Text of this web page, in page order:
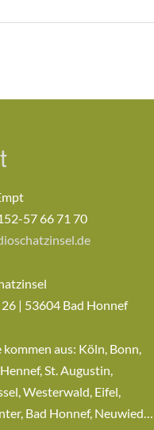
57 66 71 70
| 53604 Bad Honnef
kommen aus: Köln, Bonn,
St. Augustin,
Westerwald, Eifel,
Bad Honnef, Neuwied…